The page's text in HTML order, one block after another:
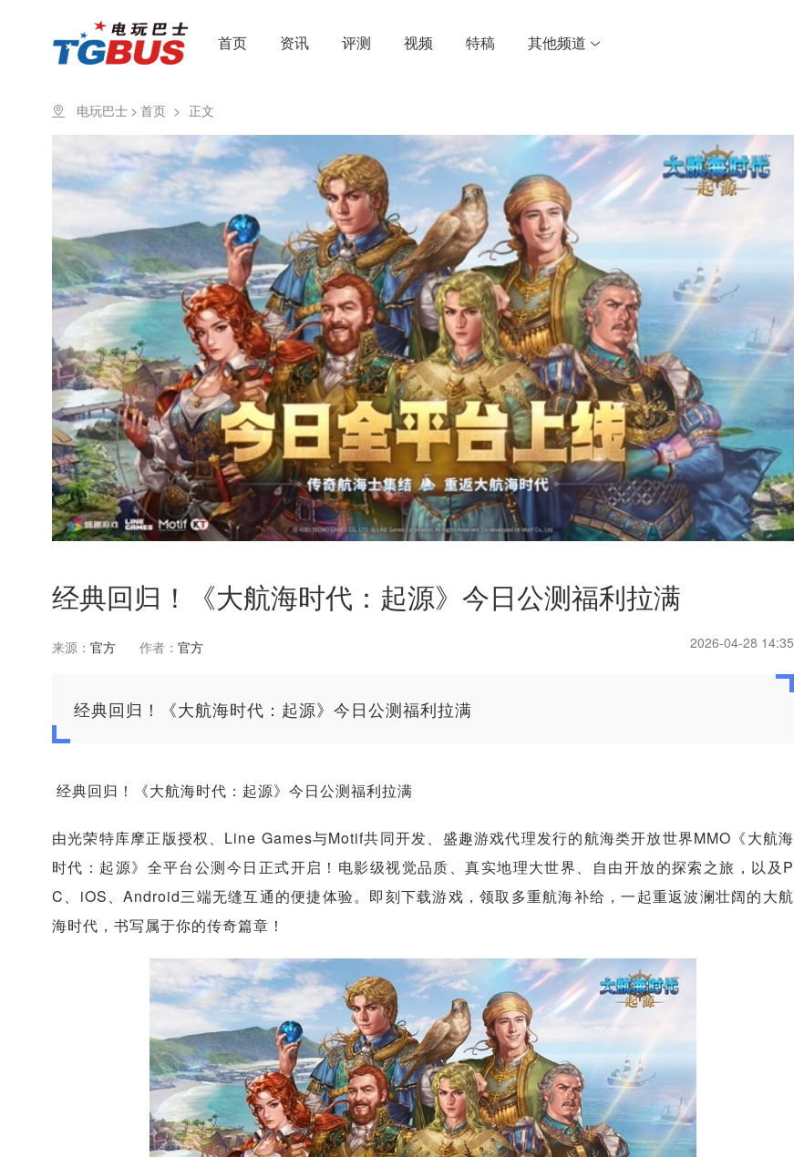
首页 资讯 评测 视频 特稿 其他频道
电玩巴士 > 首页 > 正文
经典回归！《大航海时代：起源》今日公测福利拉满
来源： 官方 作者： 官方 2026-04-28 14:35
经典回归！《大航海时代：起源》今日公测福利拉满
经典回归！《大航海时代：起源》今日公测福利拉满
由光荣特库摩正版授权、Line Games与Motif共同开发、盛趣游戏代理发行的航海类开放世界MMO《大航海
时代：起源》全平台公测今日正式开启！电影级视觉品质、真实地理大世界、自由开放的探索之旅，以及P
C、iOS、Android三端无缝互通的便捷体验。即刻下载游戏，领取多重航海补给，一起重返波澜壮阔的大航
海时代，书写属于你的传奇篇章！